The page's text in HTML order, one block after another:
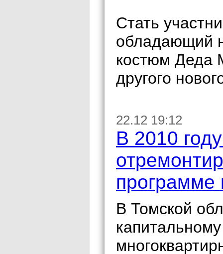
Стать
обладающий
костюм Деда
другого
22.12 19:12
В 2010
программе
В Томской